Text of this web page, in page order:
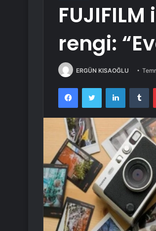
rengi:
ERGÜN KISAOĞLU
FacebookTwitter LinkedIn